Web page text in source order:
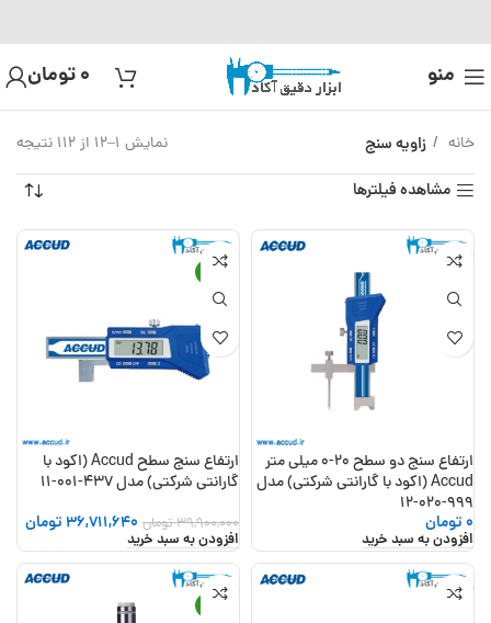
منو 0تومان
خانه زاویه سنج نمایش 1–12 از 112 نتیجه
مشاهده فیلترها
ارتفاع سنج دو سطح 20-0 میلی متر
Accud (اکود با گارانتی شرکتی) مدل
999-020-12
0تومان
افزودن به سبد خرید
-8%
ارتفاع سنج سطح Accud (اکود با
گارانتی شرکتی) مدل 437-001-11
39,900,000تومان 36,711,640تومان
افزودن به سبد خرید
-16%